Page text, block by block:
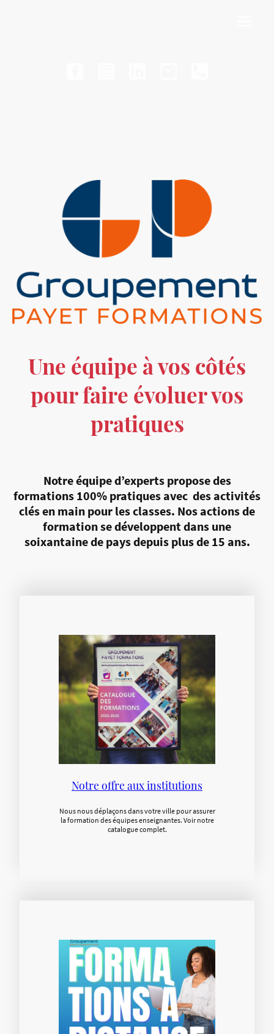
Une équipe à vos côtés
pour faire évoluer vos
pratiques
Notre équipe d’experts propose des
formations 100% pratiques avec des activités
clés en main pour les classes. Nos actions de
formation se développent dans une
soixantaine de pays depuis plus de 15 ans.
Notre offre aux institutions
Nous nous déplaçons dans votre ville pour assurer
la formation des équipes enseignantes. Voir notre
catalogue complet.